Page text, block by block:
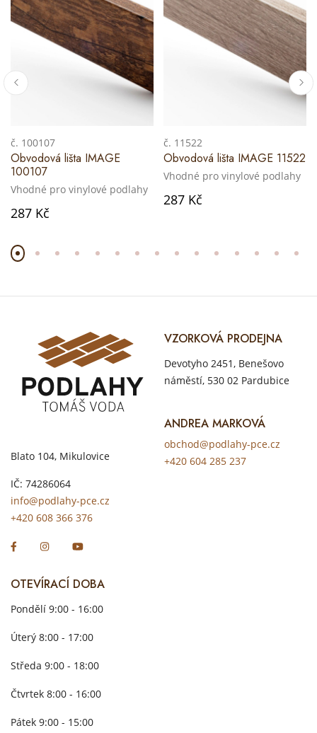
č. 100107
Obvodová lišta IMAGE
100107
Vhodné pro vinylové podlahy
287 Kč
č. 11522
Obvodová lišta IMAGE 11522
Vhodné pro vinylové podlahy
287 Kč
Blato 104, Mikulovice
IČ: 74286064
info@podlahy-pce.cz
+420 608 366 376
VZORKOVÁ PRODEJNA
Devotyho 2451, Benešovo
náměstí, 530 02 Pardubice
ANDREA MARKOVÁ
obchod@podlahy-pce.cz
+420 604 285 237
OTEVÍRACÍ DOBA
Pondělí 9:00 - 16:00
Úterý 8:00 - 17:00
Středa 9:00 - 18:00
Čtvrtek 8:00 - 16:00
Pátek 9:00 - 15:00